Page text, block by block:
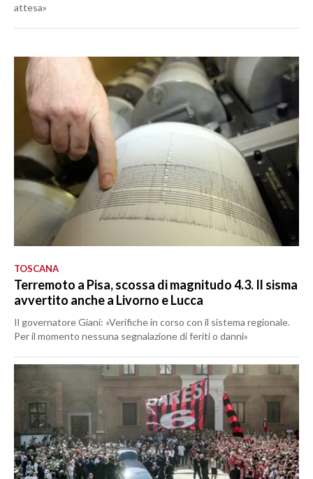
attesa»
TOSCANA
Terremoto a Pisa, scossa di magnitudo 4.3. Il sisma
avvertito anche a Livorno e Lucca
Il governatore Giani: «Verifiche in corso con il sistema regionale.
Per il momento nessuna segnalazione di feriti o danni»